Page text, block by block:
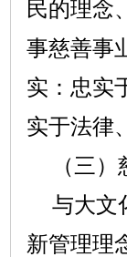
民的理念
事慈善事
实：忠实
实于法律
（三）
与大文
新管理理